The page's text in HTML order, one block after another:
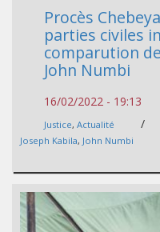
Procès
parties civiles
comparution
John Numbi
16/02/2022 - 19:13
Justice, Actualité /
Joseph Kabila, John Numbi